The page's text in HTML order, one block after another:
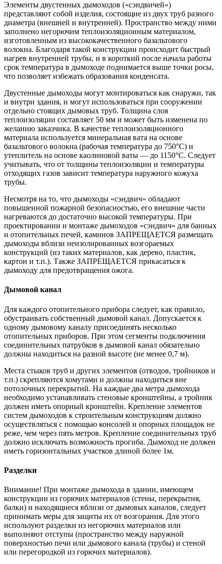
Элементы двустенных дымоходов («сэндвичей»)
представляют собой изделия, состоящие из двух труб разного
диаметра (внешней и внутренней). Пространство между ними
заполнено негорючим теплоизоляционным материалом,
изготовленным из высококачественного базальтового
волокна. Благодаря такой конструкции происходит быстрый
нагрев внутренней трубы, и в короткий после начала работы
срок температура в дымоходе поднимается выше точки росы,
что позволяет избежать образования конденсата.
Двустенные дымоходы могут монтироваться как снаружи, так
и внутри здания, и могут использоваться при сооружении
отдельно стоящих дымовых труб. Толщина слоя
теплоизоляции составляет 50 мм и может быть изменена по
желанию заказчика. В качестве теплоизоляционного
материала используется минеральная вата на основе
базальтового волокна (рабочая температура до 750°С) и
утеплитель на основе каолиновой ваты — до 1150°С. Следует
учитывать, что от толщины теплоизоляции и температуры
отходящих газов зависит температура наружного кожуха
трубы.
Несмотря на то, что дымоходы «сэндвич» обладают
повышенной пожарной безопасностью, его внешние части
нагреваются до достаточно высокой температуры. При
проектировании и монтаже дымоходов «сэндвич» для банных
и отопительных печей, каминов ЗАПРЕЩАЕТСЯ размещать
дымоходы вблизи неизолированных возгораемых
конструкций (из таких материалов, как дерево, пластик,
картон и т.п.). Также ЗАПРЕЩАЕТСЯ прикасаться к
дымоходу для предотвращения ожога.
Дымовой канал
Для каждого отопительного прибора следует, как правило,
обустраивать собственный дымовой канал. Допускается к
одному дымовому каналу присоединять несколько
отопительных приборов. При этом сегменты подключения
соединительных патрубков в дымовой канал обязательно
должны находиться на разной высоте (не менее 0,7 м).
Места стыков труб и других элементов (отводов, тройников и
т.п.) скрепляются хомутами и должны находиться вне
потолочных перекрытий. На каждые два метра дымохода
необходимо устанавливать стеновые кронштейны, а тройник
должен иметь опорный кронштейн. Крепление элементов
систем дымоходов к строительным конструкциям должно
осуществляться с помощью консолей и опорных площадок не
реже, чем через пять метров. Крепление соединительных труб
должно исключать возможность прогиба. Дымоход не должен
иметь горизонтальных участков длиной более 1м.
Разделки
Внимание! При монтаже дымохода в здании, имеющем
конструкции из горючих материалов (стены, перекрытия,
балки) и находящиеся вблизи от дымовых каналов, следует
принимать меры для защиты их от возгорания. Для этого
используют разделки из негорючих материалов или
выполняют отступы (пространство между наружной
поверхностью печи или дымового канала (трубы) и стеной
или перегородкой из горючих материалов).